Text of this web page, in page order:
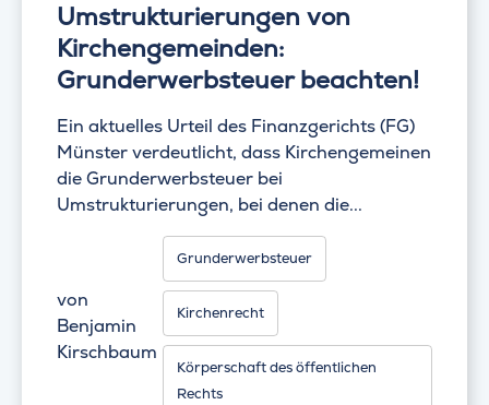
Umstrukturierungen von
Kirchengemeinden:
Grunderwerbsteuer beachten!
Ein aktuelles Urteil des Finanzgerichts (FG)
Münster verdeutlicht, dass Kirchengemeinen
die Grunderwerbsteuer bei
Umstrukturierungen, bei denen die...
von
Benjamin
Kirschbaum
Grunderwerbsteuer
Kirchenrecht
Körperschaft des öffentlichen
Rechts